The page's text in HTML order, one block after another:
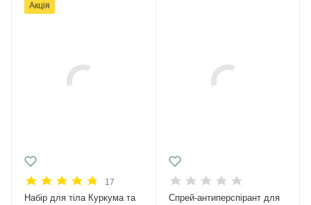
Акція
17
Набір для тіла Куркума та
Спрей-антиперспірант для